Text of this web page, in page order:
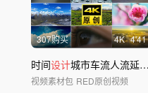
307购买 4K 4'41
时间设计城市车流人流延时快切光影穿梭眼睛
视频素材包 RED原创视频